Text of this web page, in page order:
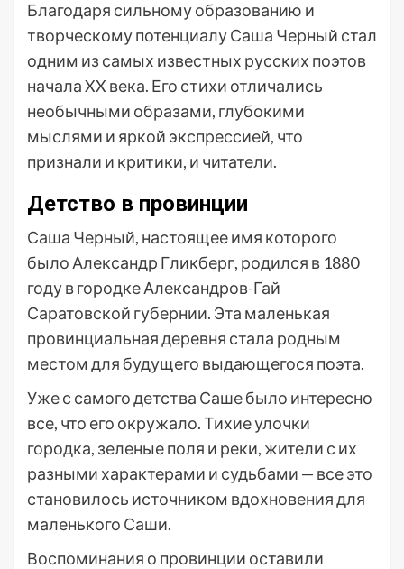
Благодаря сильному образованию и
творческому потенциалу Саша Черный стал
одним из самых известных русских поэтов
начала XX века. Его стихи отличались
необычными образами, глубокими
мыслями и яркой экспрессией, что
признали и критики, и читатели.
Детство в провинции
Саша Черный, настоящее имя которого
было Александр Гликберг, родился в 1880
году в городке Александров-Гай
Саратовской губернии. Эта маленькая
провинциальная деревня стала родным
местом для будущего выдающегося поэта.
Уже с самого детства Саше было интересно
все, что его окружало. Тихие улочки
городка, зеленые поля и реки, жители с их
разными характерами и судьбами — все это
становилось источником вдохновения для
маленького Саши.
Воспоминания о провинции оставили